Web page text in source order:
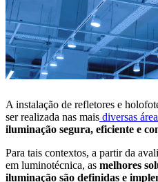
A instalação de refletores e
ser realizada nas mais diversas
iluminação segura, eficiente e
Para tais contextos, a partir da
em luminotécnica, as melhores
iluminação são definidas e